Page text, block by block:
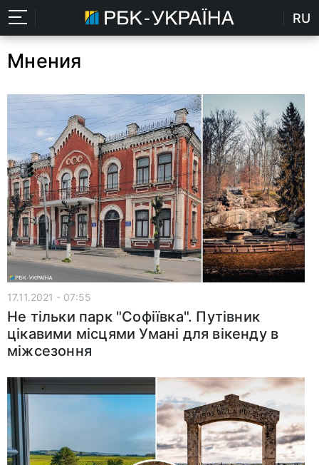
RU
Мнения
17.11.2021 - 07:55
Не тільки парк "Софіївка". Путівник
цікавими місцями Умані для вікенду в
міжсезоння